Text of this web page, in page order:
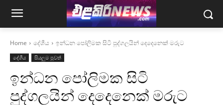
Home දේශීය ඉන්ධන පෝලිමක සිටි පුද්ගලයින් දෙදෙනෙක් මරුට
දේශීය සියලුම පුවත්
ඉන්ධන පෝලිමක සිටි
පුද්ගලයින් දෙදෙනෙක් මරුට